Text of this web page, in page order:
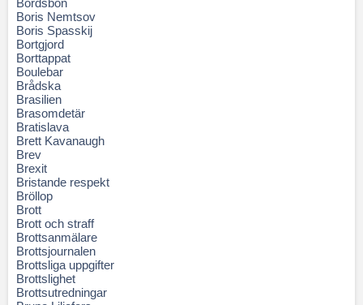
Bordsbön
Boris Nemtsov
Boris Spasskij
Bortgjord
Borttappat
Boulebar
Brådska
Brasilien
Brasomdetär
Bratislava
Brett Kavanaugh
Brev
Brexit
Bristande respekt
Bröllop
Brott
Brott och straff
Brottsanmälare
Brottsjournalen
Brottsliga uppgifter
Brottslighet
Brottsutredningar